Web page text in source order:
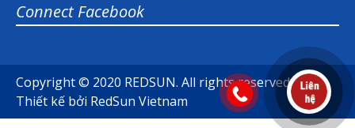
Connect Facebook
Copyright © 2020 REDSUN. All rights reserved.
Thiết kế bởi RedSun Vietnam